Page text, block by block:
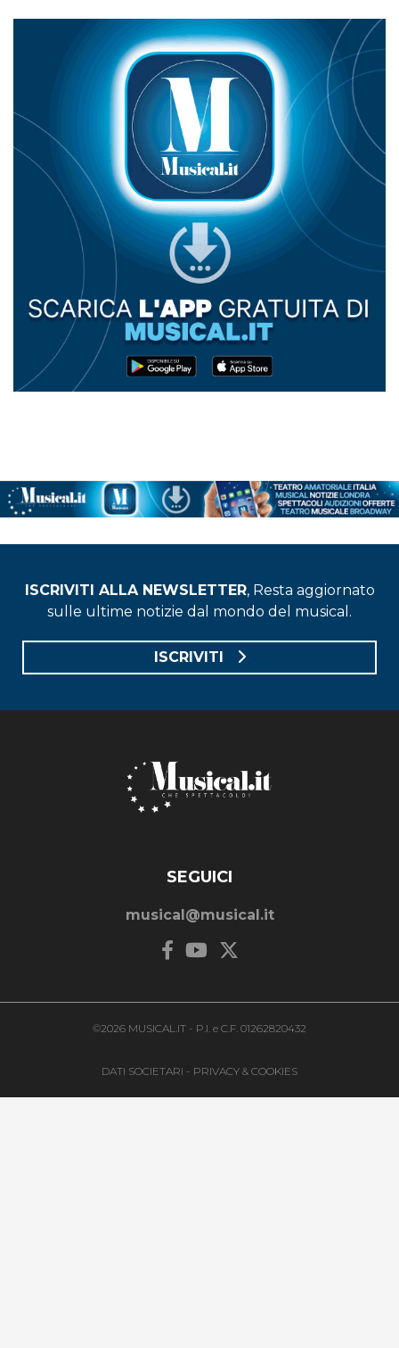
ISCRIVITI ALLA NEWSLETTER, Resta aggiornato
sulle ultime notizie dal mondo del musical.
ISCRIVITI
SEGUICI
musical@musical.it
©2026 MUSICAL.IT - P.I. e C.F. 01262820432
DATI SOCIETARI - PRIVACY & COOKIES